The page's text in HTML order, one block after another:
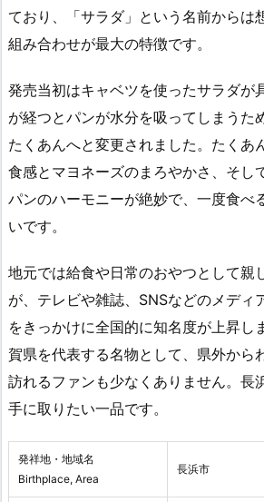
ており、「サラダ」という名前からは
組み合わせが最大の特徴です。
発売当初はキャベツを使ったサラダが
が経つとパンが水分を吸ってしまうた
たくあんへと変更されました。たくあ
食感とマヨネーズのまろやかさ、そし
パンのハーモニーが絶妙で、一度食べ
いです。
地元では給食や日常のおやつとして親
が、テレビや雑誌、SNSなどのメディ
をきっかけに全国的に知名度が上昇し
賀県を代表する名物として、県外から
訪れるファンも少なくありません。長
手に取りたい一品です。
発祥地・地域名
Birthplace, Area
長浜市